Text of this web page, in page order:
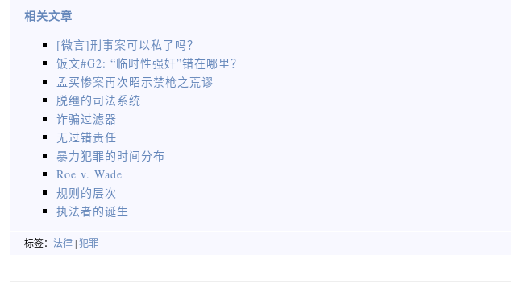
相关文章
[微言]刑事案可以私了吗？
饭文#G2: “临时性强奸”错在哪里？
孟买惨案再次昭示禁枪之荒谬
脱缰的司法系统
诈骗过滤器
无过错责任
暴力犯罪的时间分布
Roe v. Wade
规则的层次
执法者的诞生
标签： 法律 犯罪